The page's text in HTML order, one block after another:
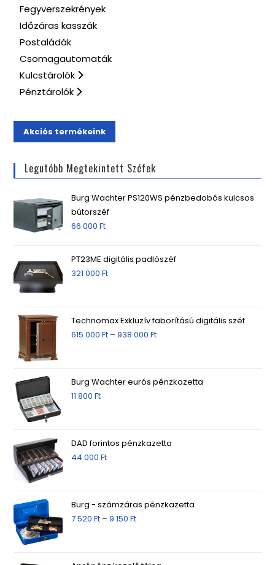
Fegyverszekrények
Időzáras kasszák
Postaládák
Csomagautomaták
Kulcstárolók
Pénztárolók
Akciós termékeink
Legutóbb Megtekintett Széfek
Burg Wachter PS120WS pénzbedobós kulcsos
bútorszéf
66 000Ft
PT23ME digitális padlószéf
321 000Ft
Technomax Exkluzív faborítású digitális széf
615 000Ft –938 000Ft
Burg Wachter eurós pénzkazetta
11 800Ft
DAD forintos pénzkazetta
44 000Ft
Burg - számzáras pénzkazetta
7 520Ft –9 150Ft